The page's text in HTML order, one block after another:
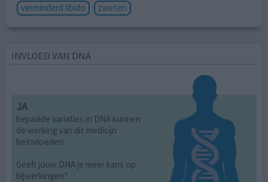
verminderd libido
zweten
INVLOED VAN DNA
JA
bepaalde variaties in DNA kunnen
de werking van dit medicijn
beïnvloeden.
Geeft jouw DNA je meer kans op
bijwerkingen?